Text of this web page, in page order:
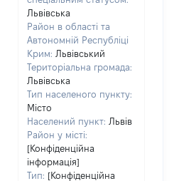
Львівська
Район в області та
Автономній Республіці
Крим: Львівський
Територіальна громада:
Львівська
Тип населеного пункту:
Місто
Населений пункт: Львів
Район у місті:
[Конфіденційна
інформація]
Тип: [Конфіденційна